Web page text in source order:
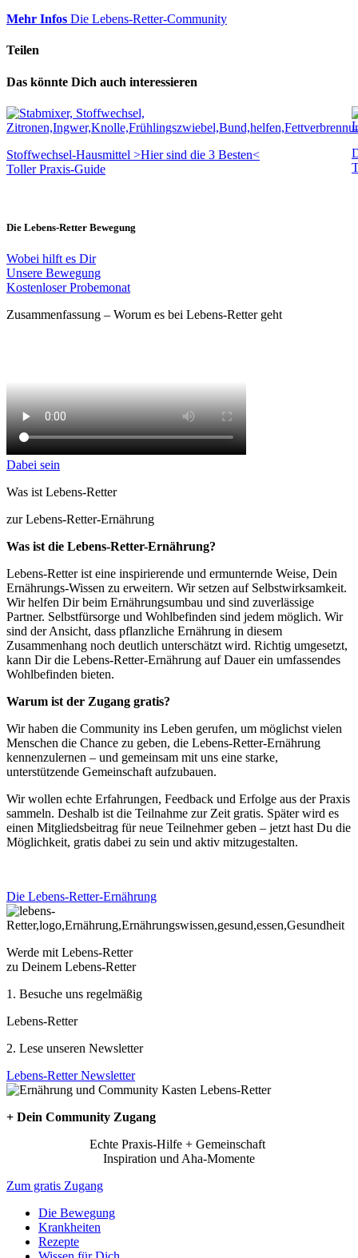
Mehr Infos Die Lebens-Retter-Community
Teilen
Das könnte Dich auch interessieren
Stoffwechsel-Hausmittel >Hier sind die 3 Besten<
Toller Praxis-Guide
Die Lebens-Retter Bewegung
Wobei hilft es Dir
Unsere Bewegung
Kostenloser Probemonat
Zusammenfassung – Worum es bei Lebens-Retter geht
Dabei sein
Was ist Lebens-Retter
zur Lebens-Retter-Ernährung
Was ist die Lebens-Retter-Ernährung?
Lebens-Retter ist eine inspirierende und ermunternde Weise, Dein
Ernährungs-Wissen zu erweitern. Wir setzen auf Selbstwirksamkeit.
Wir helfen Dir beim Ernährungsumbau und sind zuverlässige
Partner. Selbstfürsorge und Wohlbefinden sind jedem möglich. Wir
sind der Ansicht, dass pflanzliche Ernährung in diesem
Zusammenhang noch deutlich unterschätzt wird. Richtig umgesetzt,
kann Dir die Lebens-Retter-Ernährung auf Dauer ein umfassendes
Wohlbefinden bieten.
Warum ist der Zugang gratis?
Wir haben die Community ins Leben gerufen, um möglichst vielen
Menschen die Chance zu geben, die Lebens-Retter-Ernährung
kennenzulernen – und gemeinsam mit uns eine starke,
unterstützende Gemeinschaft aufzubauen.
Wir wollen echte Erfahrungen, Feedback und Erfolge aus der Praxis
sammeln. Deshalb ist die Teilnahme zur Zeit gratis. Später wird es
einen Mitgliedsbeitrag für neue Teilnehmer geben – jetzt hast Du die
Möglichkeit, gratis dabei zu sein und aktiv mitzugestalten.
Die Lebens-Retter-Ernährung
Werde mit Lebens-Retter
zu Deinem Lebens-Retter
1. Besuche uns regelmäßig
Lebens-Retter
2. Lese unseren Newsletter
Lebens-Retter Newsletter
+ Dein Community Zugang
Echte Praxis-Hilfe + Gemeinschaft
Inspiration und Aha-Momente
Zum gratis Zugang
Die Bewegung
Krankheiten
Rezepte